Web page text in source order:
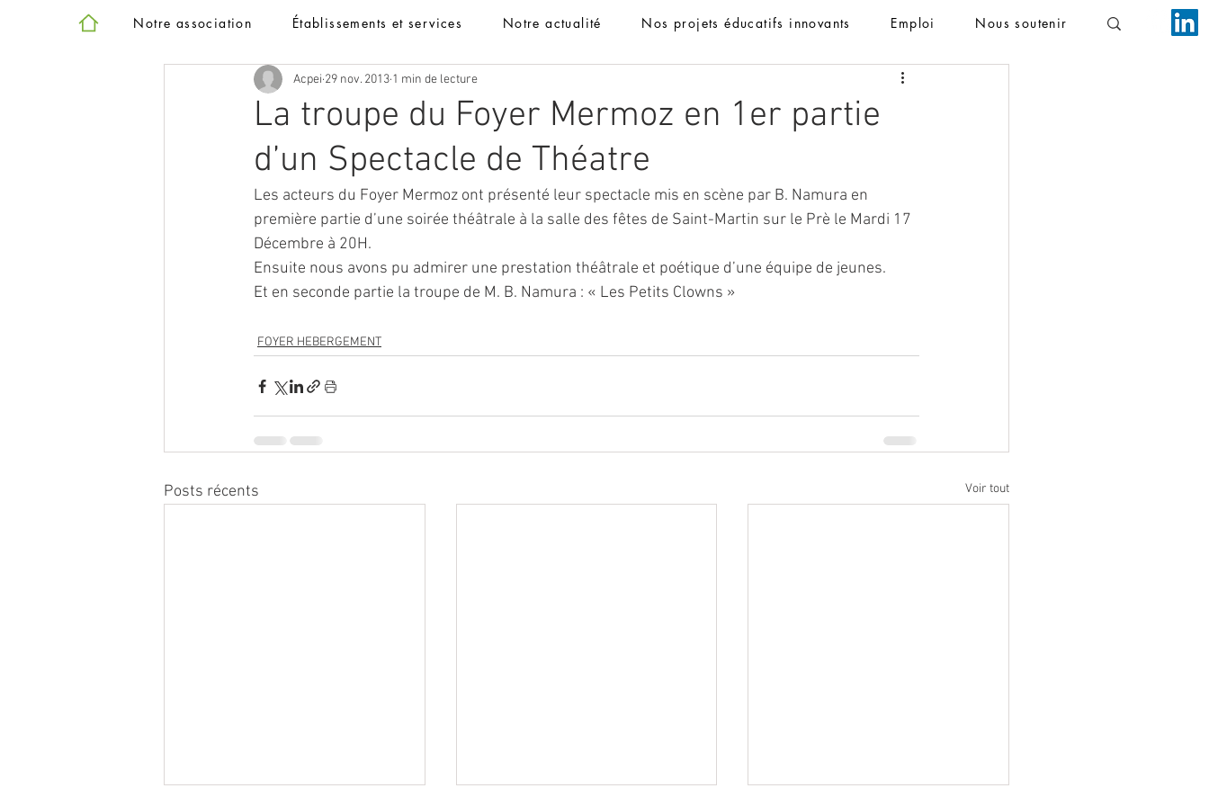
Notre association Établissements et services Notre actualité Nos projets éducatifs innovants Emploi Nous soutenir
La troupe du Foyer Mermoz en 1er partie
d’un Spectacle de Théatre
Acpei 29 nov. 2013 1 min de lecture
Les acteurs du Foyer Mermoz ont présenté leur spectacle mis en scène par B. Namura en
première partie d’une soirée théâtrale à la salle des fêtes de Saint-Martin sur le Prè le Mardi 17
Décembre à 20H.
Ensuite nous avons pu admirer une prestation théâtrale et poétique d’une équipe de jeunes.
Et en seconde partie la troupe de M. B. Namura : « Les Petits Clowns »
FOYER HEBERGEMENT
Posts récents Voir tout